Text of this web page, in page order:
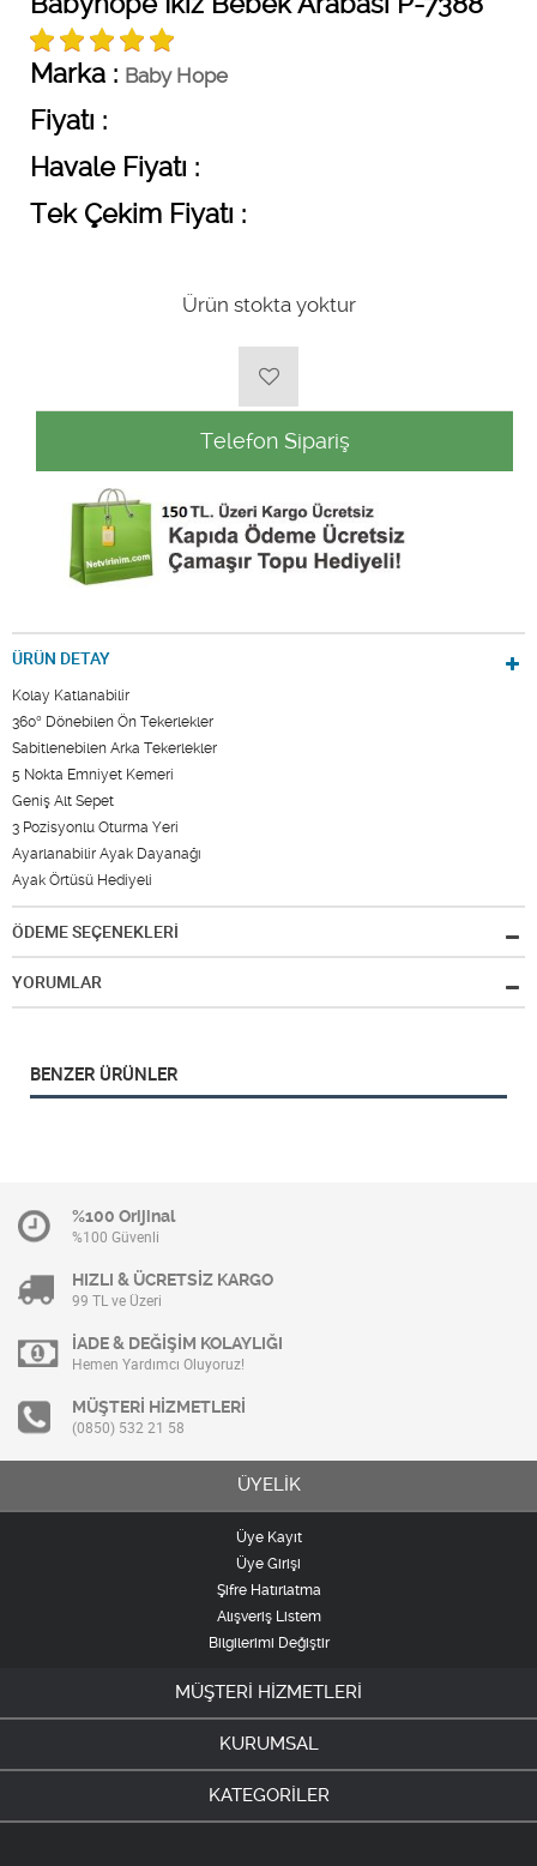
Marka : Baby Hope
Fiyatı :
Havale Fiyatı :
Tek Çekim Fiyatı :
Ürün stokta yoktur
Telefon Sipariş
ÜRÜN DETAY
Kolay Katlanabilir
360° Dönebilen Ön Tekerlekler
Sabitlenebilen Arka Tekerlekler
5 Nokta Emniyet Kemeri
Geniş Alt Sepet
3 Pozisyonlu Oturma Yeri
Ayarlanabilir Ayak Dayanağı
Ayak Örtüsü Hediyeli
ÖDEME SEÇENEKLERİ
YORUMLAR
BENZER ÜRÜNLER
%100 Orijinal
%100 Güvenli
HIZLI & ÜCRETSİZ KARGO
99 TL ve Üzeri
İADE & DEĞİŞİM KOLAYLIĞI
Hemen Yardımcı Oluyoruz!
MÜŞTERİ HİZMETLERİ
(0850) 532 21 58
ÜYELİK
Üye Kayıt
Üye Girişi
Şifre Hatırlatma
Alışveriş Listem
Bilgilerimi Değiştir
MÜŞTERİ HİZMETLERİ
KURUMSAL
KATEGORİLER